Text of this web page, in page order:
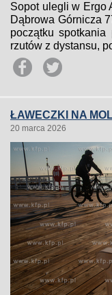
Sopot ulegli w Ergo
Dąbrowa Górnicza
początku spotkania
rzutów z dystansu,
ŁAWECZKI NA
20 marca 2026